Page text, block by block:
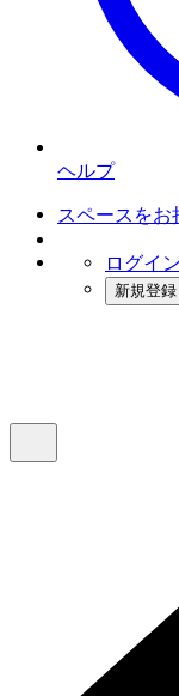
ヘルプ
スペースをお
ログイン
新規登録